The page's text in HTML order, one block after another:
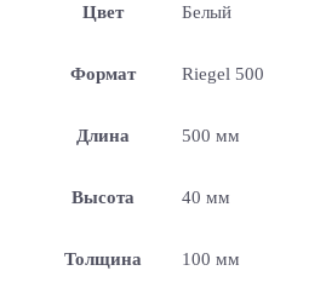
Цвет Белый
Формат Riegel 500
Длина 500 мм
Высота 40 мм
Толщина 100 мм